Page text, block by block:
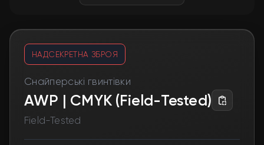
НАДСЕКРЕТНА ЗБРОЯ
Снайперські гвинтівки
AWP | CMYK (Field-Tested)
Field-Tested